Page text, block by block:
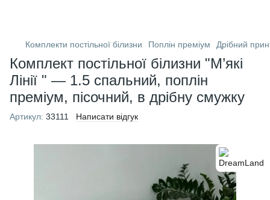
Комплекти постільної білизни Поплін преміум Дрібний
Комплект постільної білизни "М’які
Лінії " — 1.5 спальний, поплін
преміум, пісочний, в дрібну смужку
Артикул: 33111 Написати відгук